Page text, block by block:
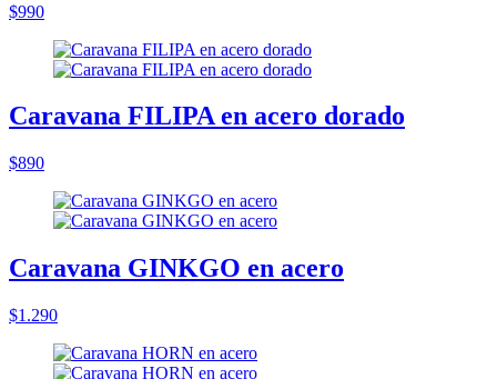
$990
Caravana FILIPA en acero dorado
$890
Caravana GINKGO en acero
$1.290